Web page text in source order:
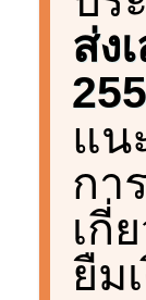
ส่ง
แน
กา
เกี่
ยืม